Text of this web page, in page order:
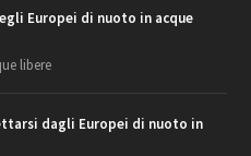
Europei di nuoto in acque
libere
dagli Europei di nuoto in